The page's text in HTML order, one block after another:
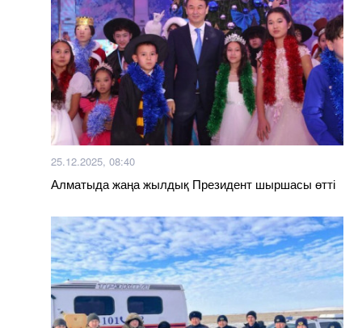
25.12.2025, 08:40
Алматыда жаңа жылдық Президент шыршасы өтті